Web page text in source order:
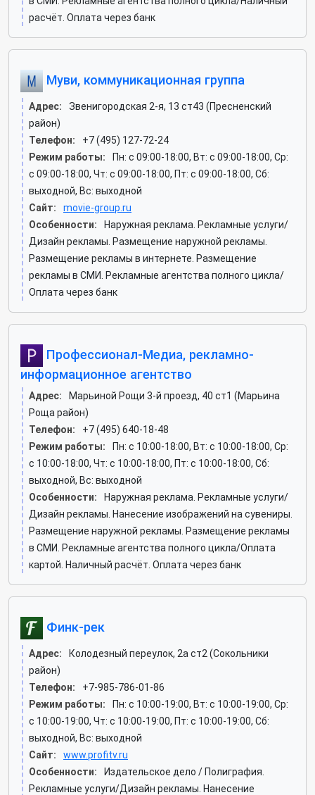
расчёт. Оплата через банк
Муви, коммуникационная группа
Адрес:
Звенигородская 2-я, 13 ст43 (Пресненский
район)
Телефон:
+7 (495) 127-72-24
Режим работы:
Пн: c 09:00-18:00, Вт: c 09:00-18:00, Ср:
c 09:00-18:00, Чт: c 09:00-18:00, Пт: c 09:00-18:00, Сб:
выходной, Вс: выходной
Сайт:
movie-group.ru
Особенности:
Наружная реклама. Рекламные услуги/
Дизайн рекламы. Размещение наружной рекламы.
Размещение рекламы в интернете. Размещение
рекламы в СМИ. Рекламные агентства полного цикла/
Оплата через банк
Профессионал-Медиа, рекламно-
информационное агентство
Адрес:
Марьиной Рощи 3-й проезд, 40 ст1 (Марьина
Роща район)
Телефон:
+7 (495) 640-18-48
Режим работы:
Пн: c 10:00-18:00, Вт: c 10:00-18:00, Ср:
c 10:00-18:00, Чт: c 10:00-18:00, Пт: c 10:00-18:00, Сб:
выходной, Вс: выходной
Особенности:
Наружная реклама. Рекламные услуги/
Дизайн рекламы. Нанесение изображений на сувениры.
Размещение наружной рекламы. Размещение рекламы
в СМИ. Рекламные агентства полного цикла/Оплата
картой. Наличный расчёт. Оплата через банк
Финк-рек
Адрес:
Колодезный переулок, 2а ст2 (Сокольники
район)
Телефон:
+7-985-786-01-86
Режим работы:
Пн: c 10:00-19:00, Вт: c 10:00-19:00, Ср:
c 10:00-19:00, Чт: c 10:00-19:00, Пт: c 10:00-19:00, Сб:
выходной, Вс: выходной
Сайт:
www.profitv.ru
Особенности:
Издательское дело / Полиграфия.
Рекламные услуги/Дизайн рекламы. Нанесение